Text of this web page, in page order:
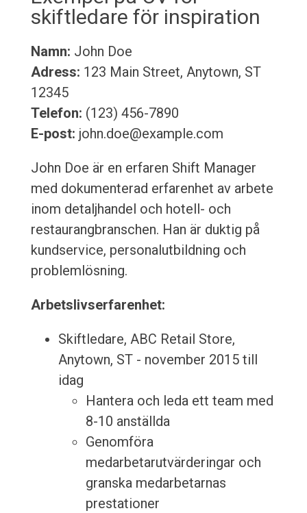
skiftledare för inspiration
Namn: John Doe
Adress: 123 Main Street, Anytown, ST
12345
Telefon: (123) 456-7890
E-post: john.doe@example.com
John Doe är en erfaren Shift Manager
med dokumenterad erfarenhet av arbete
inom detaljhandel och hotell- och
restaurangbranschen. Han är duktig på
kundservice, personalutbildning och
problemlösning.
Arbetslivserfarenhet:
Skiftledare, ABC Retail Store,
Anytown, ST - november 2015 till
idag
Hantera och leda ett team med
8-10 anställda
Genomföra
medarbetarutvärderingar och
granska medarbetarnas
prestationer